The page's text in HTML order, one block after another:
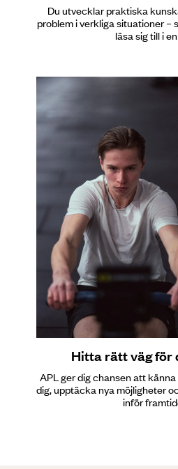
Du utvecklar praktiska
problem i verkliga situationer –
läsa sig till i
Hitta rätt väg för
APL ger dig chansen att
dig, upptäcka nya möjligheter
inför